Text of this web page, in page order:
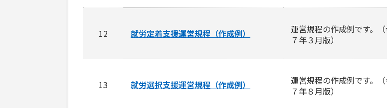
12 就労定着支援運営規程（作成例）
運営規程の作成例です。
７年３月版）
13 就労選択支援運営規程（作成例）
運営規程の作成例です。
７年８月版）